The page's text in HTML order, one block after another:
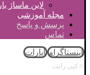
لاین ماساژ
مجله آموزشی
پرسش و پاسخ
تماس
اینستاگرام آپارات
© کپی رایت